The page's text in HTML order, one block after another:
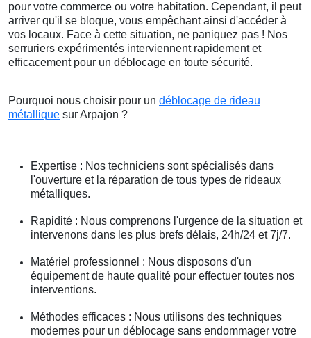
pour votre commerce ou votre habitation. Cependant, il peut
arriver qu'il se bloque, vous empêchant ainsi d'accéder à
vos locaux. Face à cette situation, ne paniquez pas ! Nos
serruriers expérimentés interviennent rapidement et
efficacement pour un déblocage en toute sécurité.
Pourquoi nous choisir pour un déblocage de rideau
métallique sur Arpajon ?
Expertise : Nos techniciens sont spécialisés dans
l'ouverture et la réparation de tous types de rideaux
métalliques.
Rapidité : Nous comprenons l'urgence de la situation et
intervenons dans les plus brefs délais, 24h/24 et 7j/7.
Matériel professionnel : Nous disposons d'un
équipement de haute qualité pour effectuer toutes nos
interventions.
Méthodes efficaces : Nous utilisons des techniques
modernes pour un déblocage sans endommager votre